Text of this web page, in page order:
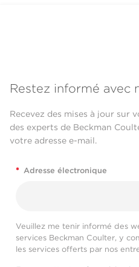
Restez informé avec
Recevez des mises à jour sur
des experts de Beckman
votre adresse e-mail.
* Adresse électronique
Veuillez me tenir informé des
services Beckman Coulter, y
les services offerts par nos